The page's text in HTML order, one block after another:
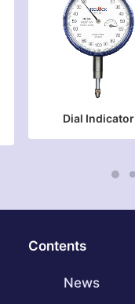
Dial Indicator
Contents
News